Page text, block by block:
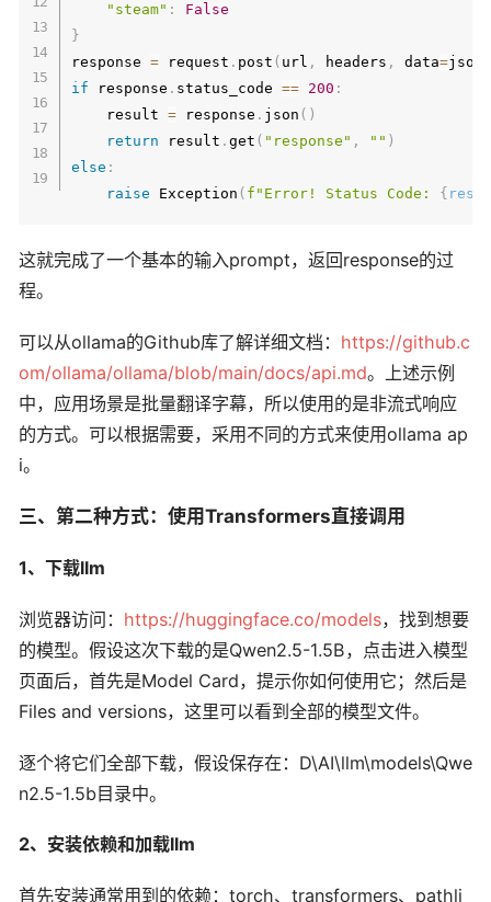
"steam" :
False
}
response = request . post ( url , headers , data=json
if response . status_code == 200 :
    result
= response . json ( )
return result .get ( "response" , "" )
else :
raise Exception ( f"Error! Status Code: {
这就完成了一个基本的输入prompt，返回response的过
程。
可以从ollama的Github库了解详细文档： https://github.c
om/ollama/ollama/blob/main/docs/api.md。上述示例
中，应用场景是批量翻译字幕，所以使用的是非流式响应
的方式。可以根据需要，采用不同的方式来使用ollama ap
i。
三、第二种方式：使用Transformers直接调用
1、下载llm
浏览器访问： https://huggingface.co/models，找到想要
的模型。假设这次下载的是Qwen2.5-1.5B，点击进入模型
页面后，首先是Model Card，提示你如何使用它；然后是
Files and versions，这里可以看到全部的模型文件。
逐个将它们全部下载，假设保存在：D\AI\llm\models\Qwe
n2.5-1.5b目录中。
2、安装依赖和加载llm
首先安装通常用到的依赖：torch、transformers、pathli